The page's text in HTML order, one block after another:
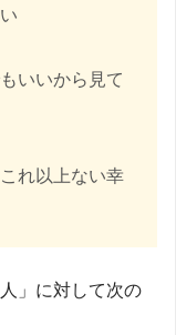
いいから見て
れ以上ない幸
」に対して次の